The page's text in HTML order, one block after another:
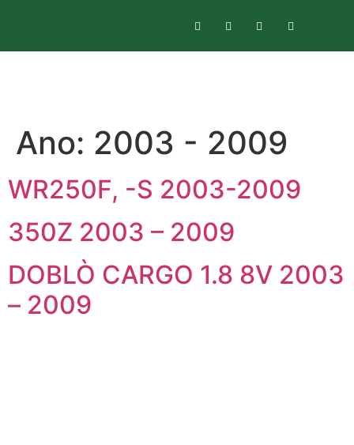
Ano: 2003 - 2009
WR250F, -S 2003-2009
350Z 2003 – 2009
DOBLÒ CARGO 1.8 8V 2003
– 2009